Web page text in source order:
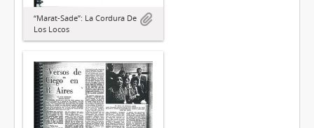
“Marat-Sade”: La Cordura De
Los Locos